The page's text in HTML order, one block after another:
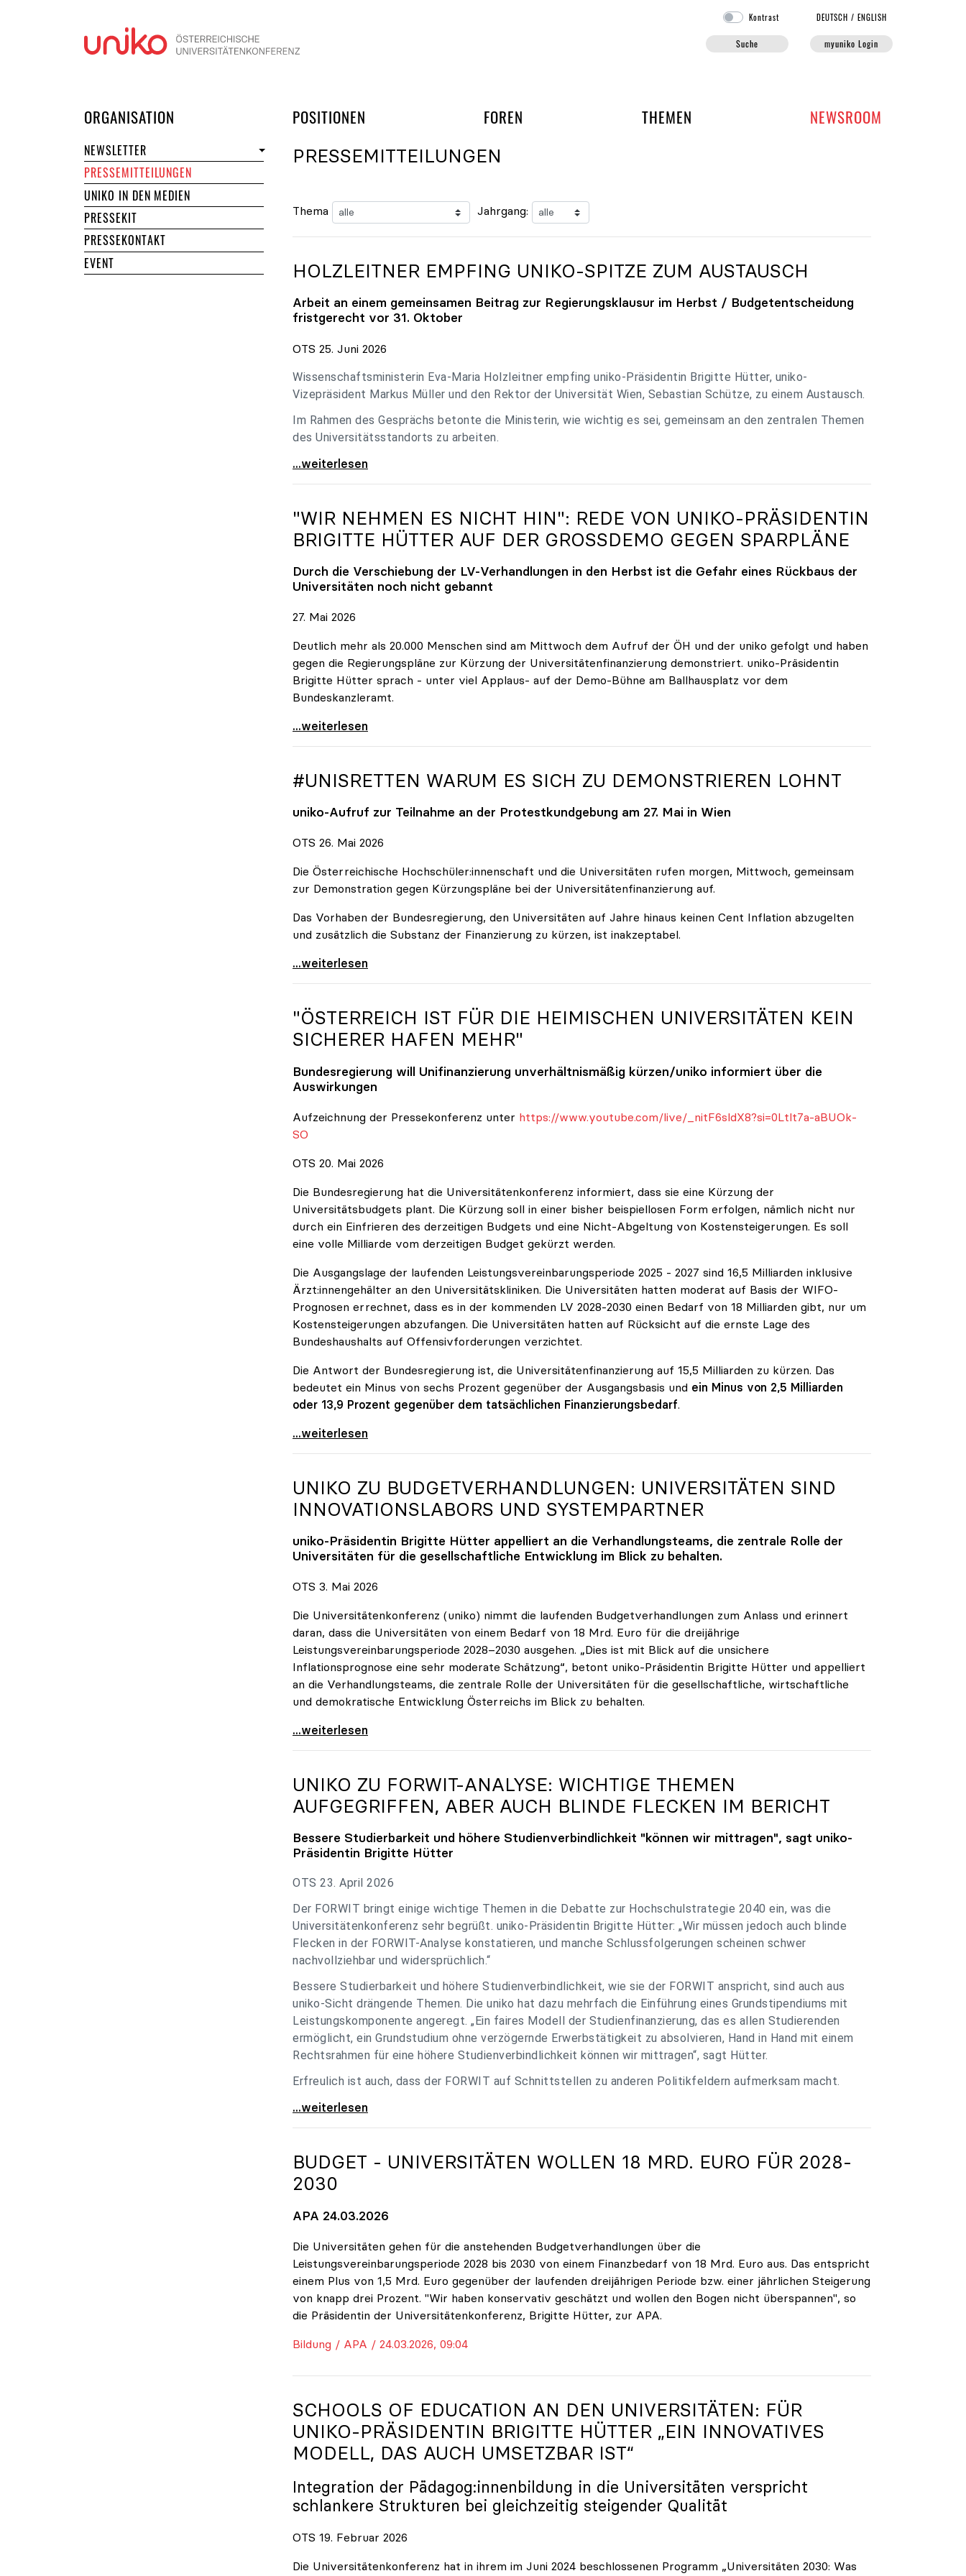
Kontrast DEUTSCH /ENGLISH
Suche myuniko Login
ORGANISATION POSITIONEN FOREN UND ARBEITSGRUPPEN DER UNIKO
THEMEN NEWSROOM
NEWSLETTER
PRESSEMITTEILUNGEN
UNIKO IN DEN MEDIEN
PRESSEKIT
PRESSEKONTAKT
EVENT
PRESSEMITTEILUNGEN
Thema Jahrgang:
HOLZLEITNER EMPFING UNIKO-SPITZE ZUM AUSTAUSCH
Arbeit an einem gemeinsamen Beitrag zur Regierungsklausur im Herbst / Budgetentscheidung
fristgerecht vor 31. Oktober
OTS 25. Juni 2026
Wissenschaftsministerin Eva-Maria Holzleitner empfing uniko-Präsidentin Brigitte Hütter, uniko-
Vizepräsident Markus Müller und den Rektor der Universität Wien, Sebastian Schütze, zu einem Austausch.
Im Rahmen des Gesprächs betonte die Ministerin, wie wichtig es sei, gemeinsam an den zentralen Themen
des Universitätsstandorts zu arbeiten.
Holzleitner empfing uniko-Spitze zum Austausch
...weiterlesen
"WIR NEHMEN ES NICHT HIN": REDE VON UNIKO-PRÄSIDENTIN
BRIGITTE HÜTTER AUF DER GROSSDEMO GEGEN SPARPLÄNE
Durch die Verschiebung der LV-Verhandlungen in den Herbst ist die Gefahr eines Rückbaus der
Universitäten noch nicht gebannt
27. Mai 2026
Deutlich mehr als 20.000 Menschen sind am Mittwoch dem Aufruf der ÖH und der uniko gefolgt und haben
gegen die Regierungspläne zur Kürzung der Universitätenfinanzierung demonstriert. uniko-Präsidentin
Brigitte Hütter sprach - unter viel Applaus- auf der Demo-Bühne am Ballhausplatz vor dem
Bundeskanzleramt.
\"Wir nehmen es nicht hin\": Rede von
...weiterlesen
#UNISRETTEN WARUM ES SICH ZU DEMONSTRIEREN LOHNT
uniko-Aufruf zur Teilnahme an der Protestkundgebung am 27. Mai in Wien
OTS 26. Mai 2026
Die Österreichische Hochschüler:innenschaft und die Universitäten rufen morgen, Mittwoch, gemeinsam
zur Demonstration gegen Kürzungspläne bei der Universitätenfinanzierung auf.
Das Vorhaben der Bundesregierung, den Universitäten auf Jahre hinaus keinen Cent Inflation abzugelten
und zusätzlich die Substanz der Finanzierung zu kürzen, ist inakzeptabel.
#UnisRetten Warum es sich zu demonstrieren lohnt
...weiterlesen
"ÖSTERREICH IST FÜR DIE HEIMISCHEN UNIVERSITÄTEN KEIN
SICHERER HAFEN MEHR"
Bundesregierung will Unifinanzierung unverhältnismäßig kürzen/uniko informiert über die
Auswirkungen
Aufzeichnung der Pressekonferenz unter https://www.youtube.com/live/_nitF6sldX8?si=0Ltlt7a-aBUOk-
SO
OTS 20. Mai 2026
Die Bundesregierung hat die Universitätenkonferenz informiert, dass sie eine Kürzung der
Universitätsbudgets plant. Die Kürzung soll in einer bisher beispiellosen Form erfolgen, nämlich nicht nur
durch ein Einfrieren des derzeitigen Budgets und eine Nicht-Abgeltung von Kostensteigerungen. Es soll
eine volle Milliarde vom derzeitigen Budget gekürzt werden.
Die Ausgangslage der laufenden Leistungsvereinbarungsperiode 2025 - 2027 sind 16,5 Milliarden inklusive
Ärzt:innengehälter an den Universitätskliniken. Die Universitäten hatten moderat auf Basis der WIFO-
Prognosen errechnet, dass es in der kommenden LV 2028-2030 einen Bedarf von 18 Milliarden gibt, nur um
Kostensteigerungen abzufangen. Die Universitäten hatten auf Rücksicht auf die ernste Lage des
Bundeshaushalts auf Offensivforderungen verzichtet.
Die Antwort der Bundesregierung ist, die Universitätenfinanzierung auf 15,5 Milliarden zu kürzen. Das
bedeutet ein Minus von sechs Prozent gegenüber der Ausgangsbasis und ein Minus von 2,5 Milliarden
oder 13,9 Prozent gegenüber dem tatsächlichen Finanzierungsbedarf.
\"Österreich ist für die heimischen Universitäten
...weiterlesen
UNIKO ZU BUDGETVERHANDLUNGEN: UNIVERSITÄTEN SIND
INNOVATIONSLABORS UND SYSTEMPARTNER
uniko-Präsidentin Brigitte Hütter appelliert an die Verhandlungsteams, die zentrale Rolle der
Universitäten für die gesellschaftliche Entwicklung im Blick zu behalten.
OTS 3. Mai 2026
Die Universitätenkonferenz (uniko) nimmt die laufenden Budgetverhandlungen zum Anlass und erinnert
daran, dass die Universitäten von einem Bedarf von 18 Mrd. Euro für die dreijährige
Leistungsvereinbarungsperiode 2028–2030 ausgehen. „Dies ist mit Blick auf die unsichere
Inflationsprognose eine sehr moderate Schätzung“, betont uniko-Präsidentin Brigitte Hütter und appelliert
an die Verhandlungsteams, die zentrale Rolle der Universitäten für die gesellschaftliche, wirtschaftliche
und demokratische Entwicklung Österreichs im Blick zu behalten.
uniko zu Budgetverhandlungen: Universitäten sind
...weiterlesen
UNIKO ZU FORWIT-ANALYSE: WICHTIGE THEMEN
AUFGEGRIFFEN, ABER AUCH BLINDE FLECKEN IM BERICHT
Bessere Studierbarkeit und höhere Studienverbindlichkeit "können wir mittragen", sagt uniko-
Präsidentin Brigitte Hütter
OTS 23. April 2026
Der FORWIT bringt einige wichtige Themen in die Debatte zur Hochschulstrategie 2040 ein, was die
Universitätenkonferenz sehr begrüßt. uniko-Präsidentin Brigitte Hütter: „Wir müssen jedoch auch blinde
Flecken in der FORWIT-Analyse konstatieren, und manche Schlussfolgerungen scheinen schwer
nachvollziehbar und widersprüchlich.“
Bessere Studierbarkeit und höhere Studienverbindlichkeit, wie sie der FORWIT anspricht, sind auch aus
uniko-Sicht drängende Themen. Die uniko hat dazu mehrfach die Einführung eines Grundstipendiums mit
Leistungskomponente angeregt. „Ein faires Modell der Studienfinanzierung, das es allen Studierenden
ermöglicht, ein Grundstudium ohne verzögernde Erwerbstätigkeit zu absolvieren, Hand in Hand mit einem
Rechtsrahmen für eine höhere Studienverbindlichkeit können wir mittragen“, sagt Hütter.
Erfreulich ist auch, dass der FORWIT auf Schnittstellen zu anderen Politikfeldern aufmerksam macht.
uniko zu FORWIT-Analyse: Wichtige Themen
...weiterlesen
BUDGET - UNIVERSITÄTEN WOLLEN 18 MRD. EURO FÜR 2028-
2030
APA 24.03.2026
Die Universitäten gehen für die anstehenden Budgetverhandlungen über die
Leistungsvereinbarungsperiode 2028 bis 2030 von einem Finanzbedarf von 18 Mrd. Euro aus. Das entspricht
einem Plus von 1,5 Mrd. Euro gegenüber der laufenden dreijährigen Periode bzw. einer jährlichen Steigerung
von knapp drei Prozent. "Wir haben konservativ geschätzt und wollen den Bogen nicht überspannen", so
die Präsidentin der Universitätenkonferenz, Brigitte Hütter, zur APA.
Bildung / APA / 24.03.2026, 09:04
SCHOOLS OF EDUCATION AN DEN UNIVERSITÄTEN: FÜR
UNIKO-PRÄSIDENTIN BRIGITTE HÜTTER „EIN INNOVATIVES
MODELL, DAS AUCH UMSETZBAR IST“
Integration der Pädagog:innenbildung in die Universitäten verspricht
schlankere Strukturen bei gleichzeitig steigender Qualität
OTS 19. Februar 2026
Die Universitätenkonferenz hat in ihrem im Juni 2024 beschlossenen Programm „Universitäten 2030: Was